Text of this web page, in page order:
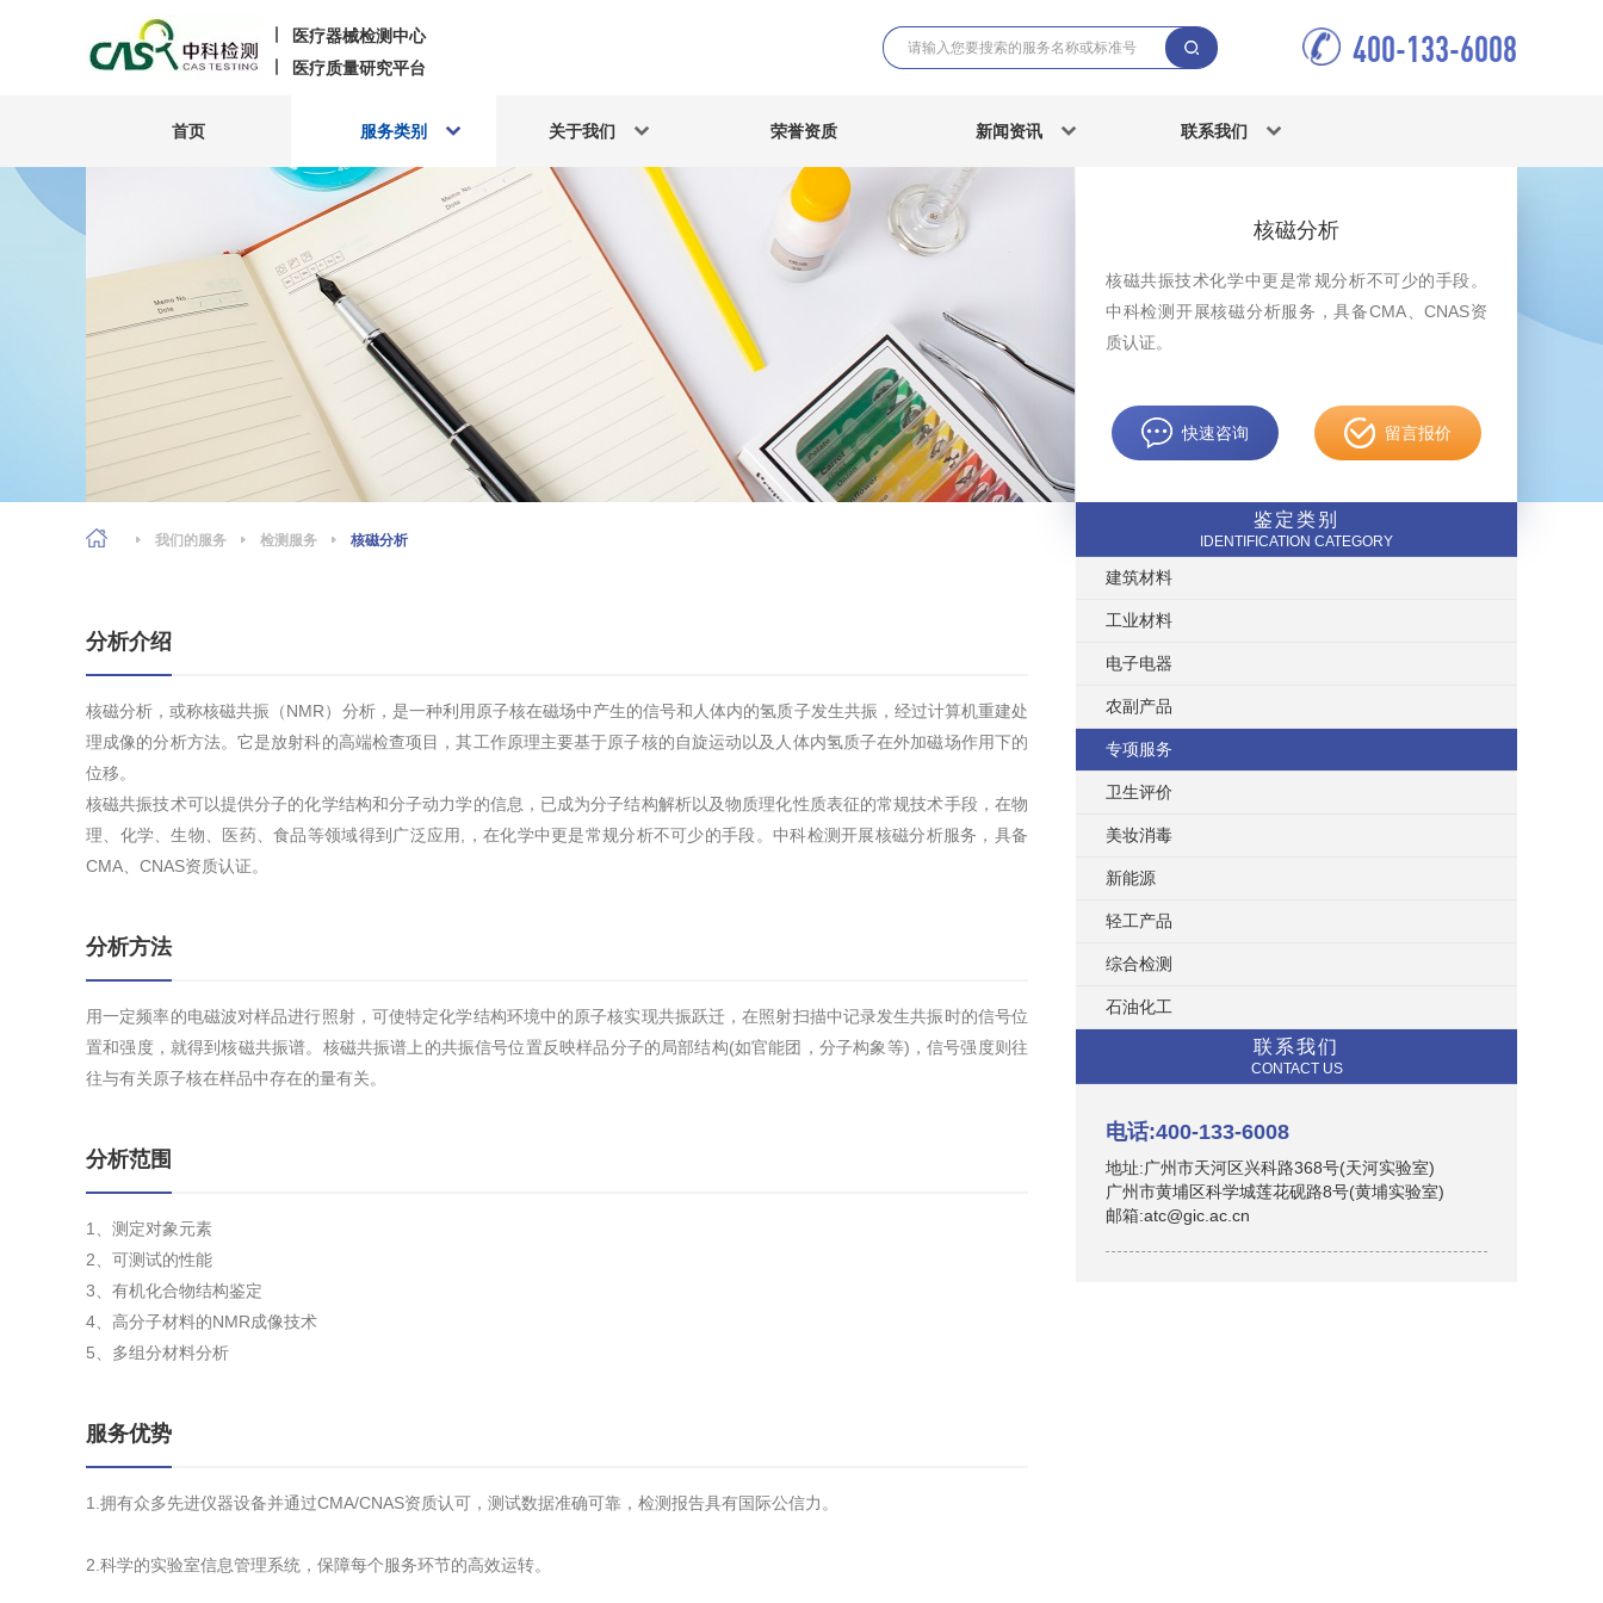
医疗器械检测中心
医疗质量研究平台
400-133-6008
首页 服务类别 关于我们 荣誉资质 新闻资讯 联系我们
核磁分析
核磁共振技术化学中更是常规分析不可少的手段。
中科检测开展核磁分析服务，具备CMA、CNAS资
质认证。
快速咨询 留言报价
鉴定类别
IDENTIFICATION CATEGORY
建筑材料
工业材料
电子电器
农副产品
专项服务
卫生评价
美妆消毒
新能源
轻工产品
综合检测
石油化工
联系我们
CONTACT US
电话:400-133-6008
地址:广州市天河区兴科路368号(天河实验室)
广州市黄埔区科学城莲花砚路8号(黄埔实验室)
邮箱:atc@gic.ac.cn
我们的服务 检测服务 核磁分析
分析介绍
核磁分析，或称核磁共振（NMR）分析，是一种利用原子核在磁场中产生的信号和人体内的氢质子发生共振，经过计算机重建处
理成像的分析方法。它是放射科的高端检查项目，其工作原理主要基于原子核的自旋运动以及人体内氢质子在外加磁场作用下的
位移。
核磁共振技术可以提供分子的化学结构和分子动力学的信息，已成为分子结构解析以及物质理化性质表征的常规技术手段，在物
理、化学、生物、医药、食品等领域得到广泛应用,，在化学中更是常规分析不可少的手段。中科检测开展核磁分析服务，具备
CMA、CNAS资质认证。
分析方法
用一定频率的电磁波对样品进行照射，可使特定化学结构环境中的原子核实现共振跃迁，在照射扫描中记录发生共振时的信号位
置和强度，就得到核磁共振谱。核磁共振谱上的共振信号位置反映样品分子的局部结构(如官能团，分子构象等)，信号强度则往
往与有关原子核在样品中存在的量有关。
分析范围
1、测定对象元素
2、可测试的性能
3、有机化合物结构鉴定
4、高分子材料的NMR成像技术
5、多组分材料分析
服务优势
1.拥有众多先进仪器设备并通过CMA/CNAS资质认可，测试数据准确可靠，检测报告具有国际公信力。
2.科学的实验室信息管理系统，保障每个服务环节的高效运转。